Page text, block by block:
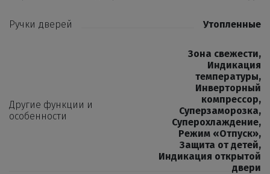
Ручки дверей Утопленные
Другие функции и
особенности
Зона свежести,
Индикация
температуры,
Инверторный
компрессор,
Суперзаморозка,
Суперохлаждение,
Режим «Отпуск»,
Защита от детей,
Индикация открытой
двери